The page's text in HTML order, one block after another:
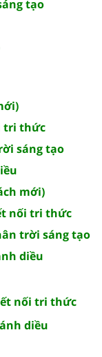
tạo
tri thức
sáng tạo
mới)
nối tri thức
trời sáng tạo
diều
nối tri thức
diều